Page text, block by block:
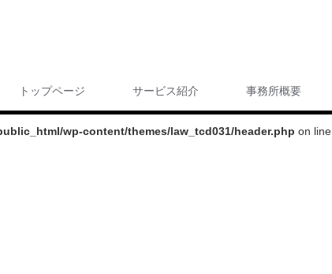
トップページ サービス紹介 事務所概要
wp-content/themes/law_tcd031/header.php on line